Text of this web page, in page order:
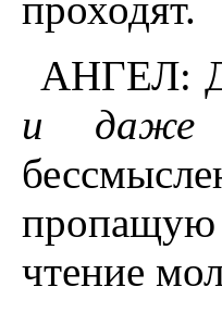
АНГЕЛ:
и даже
чтение